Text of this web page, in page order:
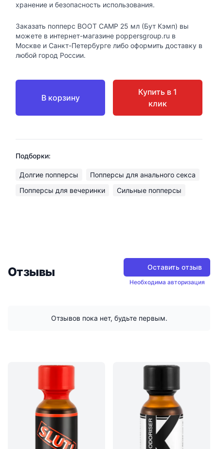
хранение и безопасность использования.
Заказать попперс BOOT CAMP 25 мл (Бут Кэмп) вы
можете в интернет-магазине poppersgroup.ru в
Москве и Санкт-Петербурге либо оформить доставку в
любой город России.
В корзину
Купить в 1
клик
Подборки:
Долгие попперсы
Попперсы для анального секса
Попперсы для вечеринки
Сильные попперсы
Отзывы Оставить отзыв
Необходима авторизация
Отзывов пока нет, будьте первым.